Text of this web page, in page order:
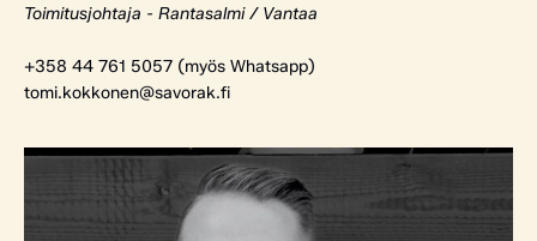
Toimitusjohtaja - Rantasalmi / Vantaa
+358 44 761 5057 (myös Whatsapp)
tomi.kokkonen@savorak.fi